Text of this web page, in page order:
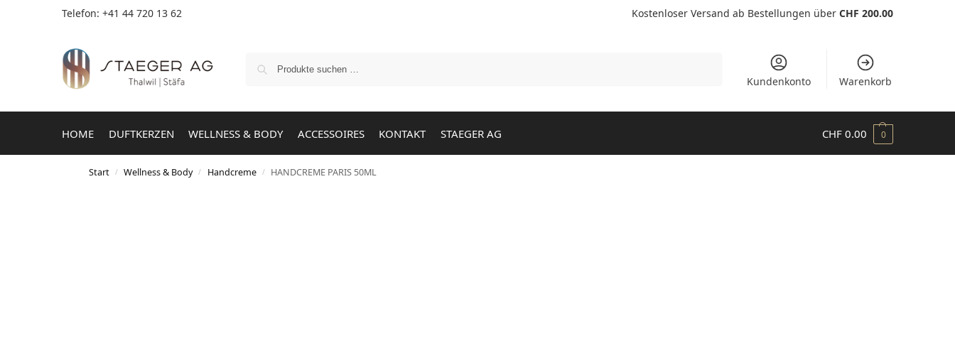
Telefon: +41 44 720 13 62 Kostenloser Versand ab Bestellungen über CHF 200.00
Kundenkonto Warenkorb
HOME DUFTKERZEN WELLNESS & BODY ACCESSOIRES KONTAKT STAEGER AG CHF 0.00 0
Start / Wellness & Body / Handcreme / HANDCREME PARIS 50ML